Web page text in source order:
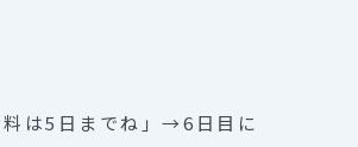
は5日までね」→6日目に